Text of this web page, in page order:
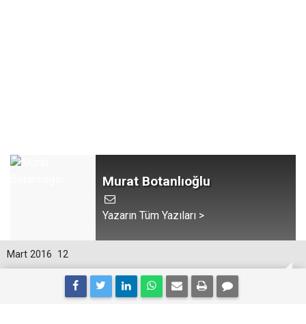
Murat Botanlıoğlu
Yazarın Tüm Yazıları >
12
Mart 2016